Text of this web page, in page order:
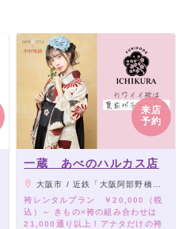
来店
予約
一蔵 あべのハルカス店
大阪市 / 近鉄「大阪阿部野橋駅」、JR・地下鉄各線「天王寺駅」、阪堺上町線「天王寺駅前駅」 よりすぐ
袴レンタルプラン ￥20,000（税
込）～ きもの×袴の組み合わせは
21,000通り以上！アナタだけの袴